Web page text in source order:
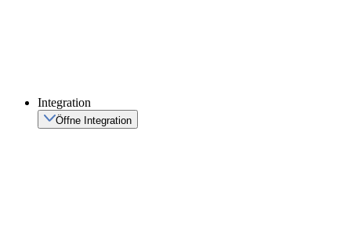
Integration
Öffne Integration